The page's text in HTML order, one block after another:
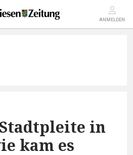
ANMELDEN
in
kam es